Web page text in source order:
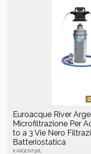
Euroacque River
Microfiltrazione Per
to a 3 Vie Nero
Batteriostatica
KARGENT3BL